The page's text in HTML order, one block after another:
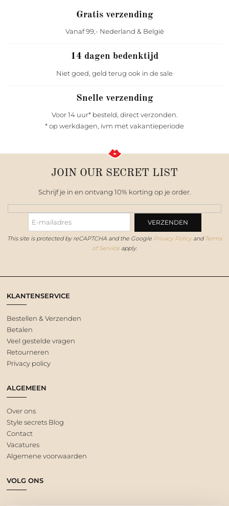
Gratis verzending
Vanaf 99,- Nederland & België
14 dagen bedenktijd
Niet goed, geld terug ook in de sale
Snelle verzending
Voor 14 uur* besteld, direct verzonden.
* op werkdagen, ivm met vakantieperiode
JOIN OUR SECRET LIST
Schrijf je in en ontvang 10% korting op je order.
This site is protected by reCAPTCHA and the Google Privacy Policyand Terms
of Service apply.
KLANTENSERVICE
Bestellen & Verzenden
Betalen
Veel gestelde vragen
Retourneren
Privacy policy
ALGEMEEN
Over ons
Style secrets Blog
Contact
Vacatures
Algemene voorwaarden
VOLG ONS